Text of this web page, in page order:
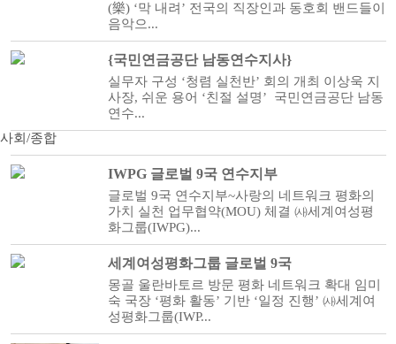
(樂) ‘막 내려’ 전국의 직장인과 동호회 밴드들이
음악으...
{국민연금공단 남동연수지사}
실무자 구성 ‘청렴 실천반’ 회의 개최 이상욱 지
사장, 쉬운 용어 ‘친절 설명’ 국민연금공단 남동
연수...
사회/종합
IWPG 글로벌 9국 연수지부
글로벌 9국 연수지부~사랑의 네트워크 평화의
가치 실천 업무협약(MOU) 체결 ㈔세계여성평
화그룹(IWPG)...
세계여성평화그룹 글로벌 9국
몽골 울란바토르 방문 평화 네트워크 확대 임미
숙 국장 ‘평화 활동’ 기반 ‘일정 진행’ ㈔세계여
성평화그룹(IWP...